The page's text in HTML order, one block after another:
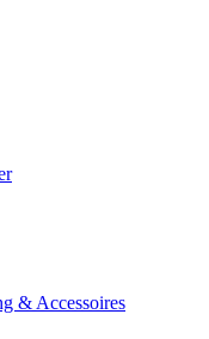
& Accessoires